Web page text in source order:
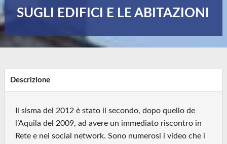
SUGLI EDIFICI E LE ABITAZIONI
Descrizione
Il sisma del 2012 è stato il secondo, dopo quello de
l’Aquila del 2009, ad avere un immediato riscontro in
Rete e nei social network. Sono numerosi i video che i